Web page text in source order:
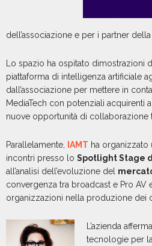
dell’associazione e per i partner
Lo spazio ha ospitato dimostrazioni
piattaforma di intelligenza artificiale
dall’associazione per mettere in
MediaTech con potenziali acquirenti
nuove opportunità di collaborazione
Parallelamente, IAMT ha
incontri presso lo Spotlight Stage
all’analisi dell’evoluzione del
convergenza tra broadcast e Pro
organizzazioni nella produzione dei
L’azienda
tecnologie per